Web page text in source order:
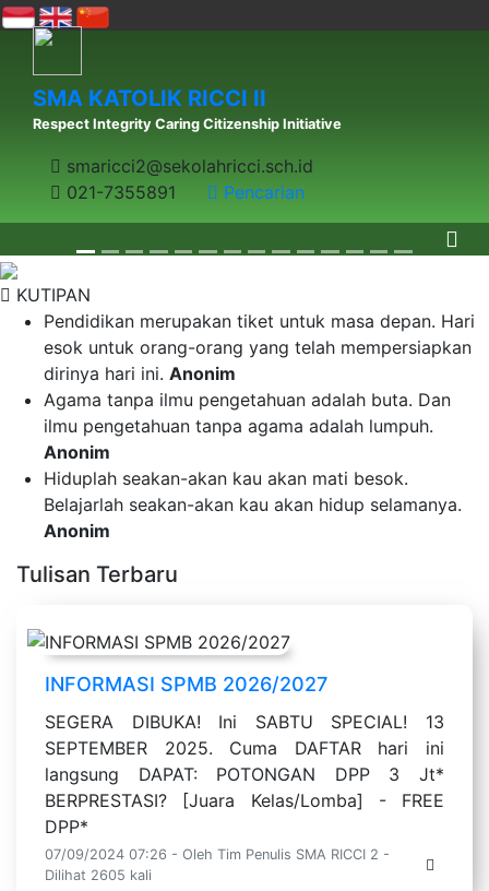
SMA KATOLIK RICCI II
Respect Integrity Caring Citizenship Initiative
smaricci2@sekolahricci.sch.id
021-7355891
Pencarian
KUTIPAN
Pendidikan merupakan tiket untuk masa depan. Hari
esok untuk orang-orang yang telah mempersiapkan
dirinya hari ini. Anonim
Agama tanpa ilmu pengetahuan adalah buta. Dan
ilmu pengetahuan tanpa agama adalah lumpuh.
Anonim
Hiduplah seakan-akan kau akan mati besok.
Belajarlah seakan-akan kau akan hidup selamanya.
Anonim
Tulisan Terbaru
INFORMASI SPMB 2026/2027
SEGERA DIBUKA! Ini SABTU SPECIAL! 13
SEPTEMBER 2025. Cuma DAFTAR hari ini
langsung DAPAT: POTONGAN DPP 3 Jt*
BERPRESTASI? [Juara Kelas/Lomba] - FREE
DPP*
07/09/2024 07:26 - Oleh Tim Penulis SMA RICCI 2 -
Dilihat 2605 kali